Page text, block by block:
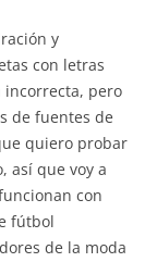
y
con letras
incorrecta, pero
de fuentes de
quiero probar
así que voy a
con
fútbol
de la moda